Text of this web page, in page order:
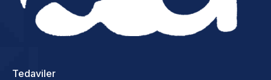
Tedaviler